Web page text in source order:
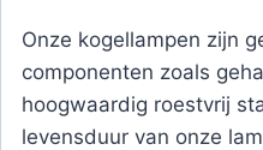
Onze kogellampen zijn
componenten zoals
hoogwaardig roestvrij
levensduur van onze